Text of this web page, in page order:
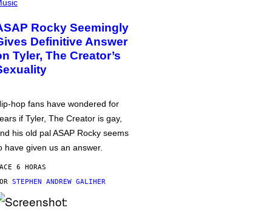
Rocky Seemingly
Definitive Answer
Tyler, The Creator’s
hop fans have wondered for
if Tyler, The Creator is gay,
his old pal ASAP Rocky seems
have given us an answer.
6 HORAS
STEPHEN ANDREW GALIHER